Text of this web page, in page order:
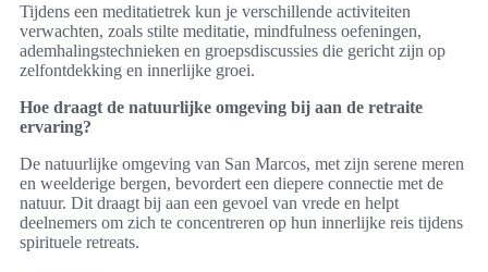
Tijdens een meditatietrek kun je verschillende activiteiten
verwachten, zoals stilte meditatie, mindfulness oefeningen,
ademhalingstechnieken en groepsdiscussies die gericht zijn op
zelfontdekking en innerlijke groei.
Hoe draagt de natuurlijke omgeving bij aan de retraite
ervaring?
De natuurlijke omgeving van San Marcos, met zijn serene meren
en weelderige bergen, bevordert een diepere connectie met de
natuur. Dit draagt bij aan een gevoel van vrede en helpt
deelnemers om zich te concentreren op hun innerlijke reis tijdens
spirituele retreats.